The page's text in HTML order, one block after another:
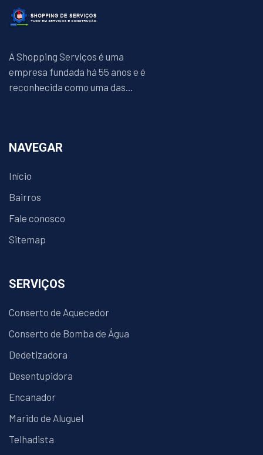
A Shopping Serviços é uma
empresa fundada há 55 anos e é
reconhecida como uma das...
NAVEGAR
Início
Bairros
Fale conosco
Sitemap
SERVIÇOS
Conserto de Aquecedor
Conserto de Bomba de Água
Dedetizadora
Desentupidora
Encanador
Marido de Aluguel
Telhadista